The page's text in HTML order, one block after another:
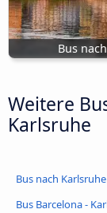
Bus
Weitere
Karlsruhe
Bus nach
Bus Barcelona -